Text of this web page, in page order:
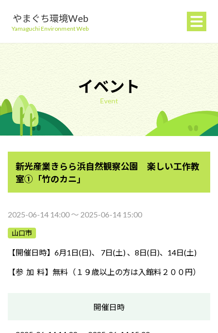
やまぐち環境Web
Yamaguchi Environment Web
地球温暖化を防ぐ
ごみを減らす
自然環境を守る
生活環境を守る（大気・水）
イベント
Event
新光産業きらら浜自然観察公園 楽しい工作教
室①「竹のカニ」
2025-06-14 14:00 〜 2025-06-14 15:00
山口市
【開催日時】6月1日(日)、 7日(土) 、8日(日)、14日(土)
【参 加 料】無料（１９歳以上の方は入館料２００円）
開催日時